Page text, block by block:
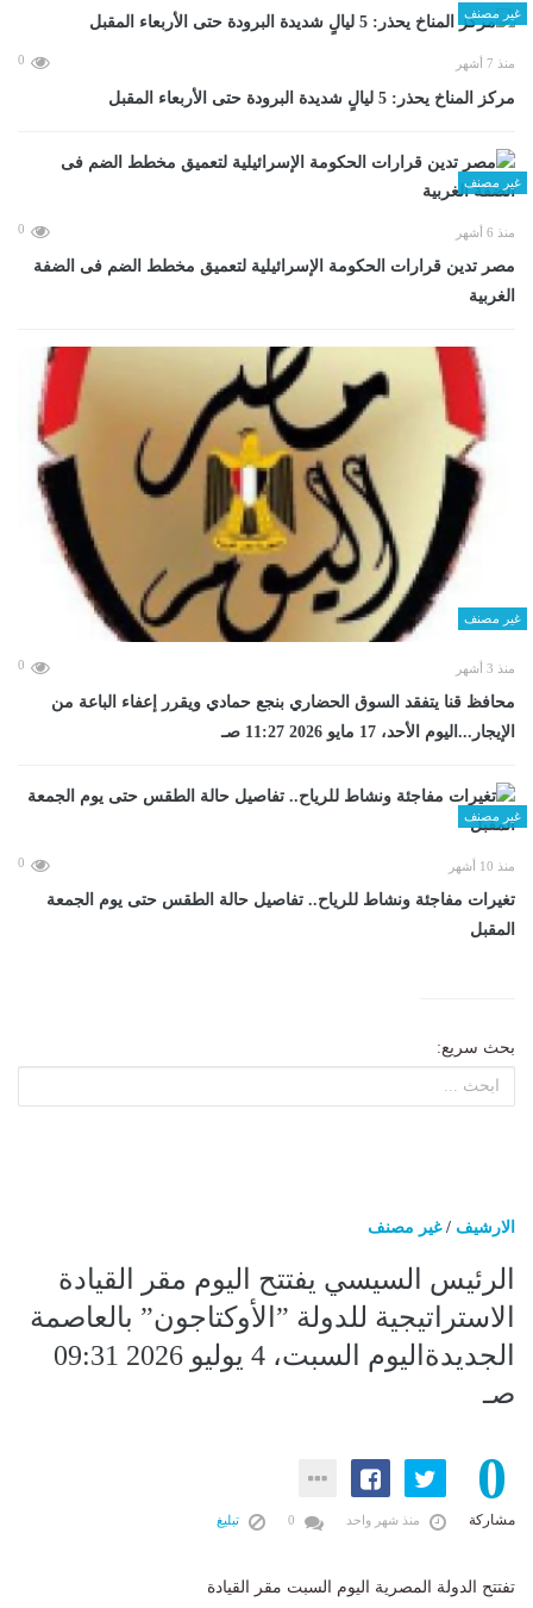
غير مصنف
منذ 7 أشهر 0
مركز المناخ يحذر: 5 ليالٍ شديدة البرودة حتى الأربعاء المقبل
غير مصنف
منذ 6 أشهر 0
مصر تدين قرارات الحكومة الإسرائيلية لتعميق مخطط الضم فى الضفة
الغربية
غير مصنف
منذ 3 أشهر 0
محافظ قنا يتفقد السوق الحضاري بنجع حمادي ويقرر إعفاء الباعة من
الإيجار...اليوم الأحد، 17 مايو 2026 11:27 صـ
غير مصنف
منذ 10 أشهر 0
تغيرات مفاجئة ونشاط للرياح.. تفاصيل حالة الطقس حتى يوم الجمعة
المقبل
بحث سريع:
الارشيف /غير مصنف
الرئيس السيسي يفتتح اليوم مقر القيادة
الاستراتيجية للدولة ”الأوكتاجون” بالعاصمة
الجديدةاليوم السبت، 4 يوليو 2026 09:31
صـ
0
مشاركة منذ شهر واحد تبليغ
تفتتح الدولة المصرية اليوم السبت مقر القيادة